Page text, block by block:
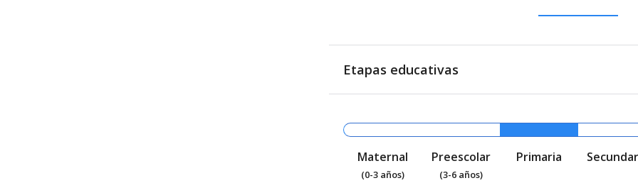
Etapas educativas
Maternal
(0-3 años)
Preescolar
(3-6 años)
Primaria